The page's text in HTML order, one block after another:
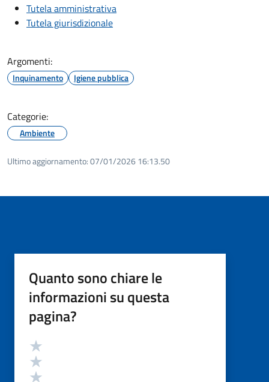
Tutela amministrativa
Tutela giurisdizionale
Argomenti:
Inquinamento Igiene pubblica
Categorie:
Ambiente
Ultimo aggiornamento:07/01/2026 16:13.50
Quanto sono chiare le
informazioni su questa
pagina?
Valutazione